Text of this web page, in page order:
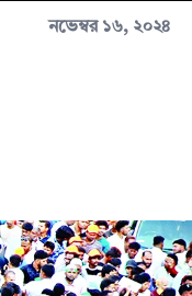
নভেম্বর ১৬, ২০২৪